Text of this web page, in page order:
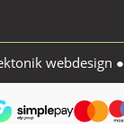
webdesign